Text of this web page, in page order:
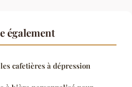
également
cafetières à dépression